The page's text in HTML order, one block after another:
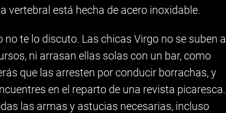
vertebral está hecha de acero inoxidable.
te lo discuto. Las chicas Virgo no se suben a
ni arrasan ellas solas con un bar, como
que las arresten por conducir borrachas, y
en el reparto de una revista picaresca.
las armas y astucias necesarias, incluso